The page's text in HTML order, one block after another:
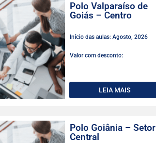
Polo Valparaíso de
Goiás – Centro
Início das aulas: Agosto, 2026
Valor com desconto:
LEIA MAIS
Polo Goiânia – Setor
Central